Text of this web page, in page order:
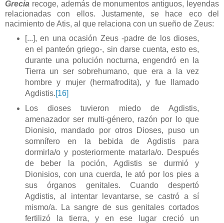
Grecia recoge, además de monumentos antiguos, leyendas
relacionadas con ellos. Justamente, se hace eco del
nacimiento de Atis, al que relaciona con un sueño de Zeus:
[...], en una ocasión Zeus -padre de los dioses,
en el panteón griego-, sin darse cuenta, esto es,
durante una polución nocturna, engendró en la
Tierra un ser sobrehumano, que era a la vez
hombre y mujer (hermafrodita), y fue llamado
Agdistis.[16]
Los dioses tuvieron miedo de Agdistis,
amenazador ser multi-género, razón por lo que
Dionisio, mandado por otros Dioses, puso un
somnífero en la bebida de Agdistis para
dormirla/o y posteriormente matarla/o. Después
de beber la poción, Agdistis se durmió y
Dionisios, con una cuerda, le ató por los pies a
sus órganos genitales. Cuando despertó
Agdistis, al intentar levantarse, se castró a sí
mismo/a. La sangre de sus genitales cortados
fertilizó la tierra, y en ese lugar creció un